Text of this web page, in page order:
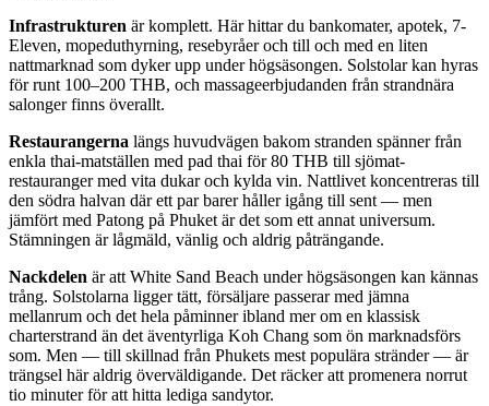
Infrastrukturen är komplett. Här hittar du bankomater, apotek, 7-
Eleven, mopeduthyrning, resebyråer och till och med en liten
nattmarknad som dyker upp under högsäsongen. Solstolar kan hyras
för runt 100–200 THB, och massageerbjudanden från strandnära
salonger finns överallt.
Restaurangerna längs huvudvägen bakom stranden spänner från
enkla thai-matställen med pad thai för 80 THB till sjömat-
restauranger med vita dukar och kylda vin. Nattlivet koncentreras till
den södra halvan där ett par barer håller igång till sent — men
jämfört med Patong på Phuket är det som ett annat universum.
Stämningen är lågmäld, vänlig och aldrig påträngande.
Nackdelen är att White Sand Beach under högsäsongen kan kännas
trång. Solstolarna ligger tätt, försäljare passerar med jämna
mellanrum och det hela påminner ibland mer om en klassisk
charterstrand än det äventyrliga Koh Chang som ön marknadsförs
som. Men — till skillnad från Phukets mest populära stränder — är
trängsel här aldrig överväldigande. Det räcker att promenera norrut
tio minuter för att hitta lediga sandytor.